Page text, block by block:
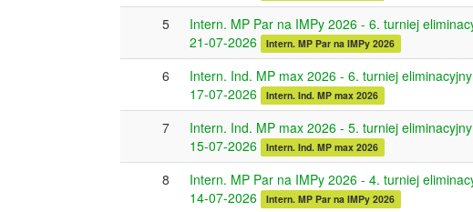
5
Intern. MP Par na IMPy 2026 - 6. turniej
21-07-2026
Intern. MP Par na IMPy 2026
6
Intern. Ind. MP max 2026 - 6. turniej eliminacyjny
17-07-2026
Intern. Ind. MP max 2026
7
Intern. Ind. MP max 2026 - 5. turniej eliminacyjny
15-07-2026
Intern. Ind. MP max 2026
8
Intern. MP Par na IMPy 2026 - 4. turniej
14-07-2026
Intern. MP Par na IMPy 2026